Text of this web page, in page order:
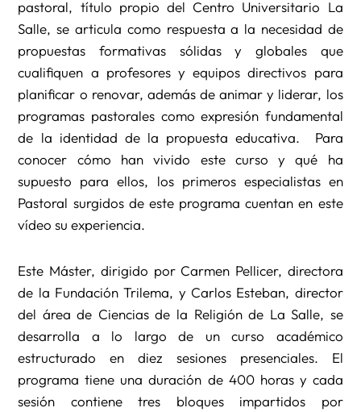
pastoral, título propio del Centro Universitario La
Salle, se articula como respuesta a la necesidad de
propuestas formativas sólidas y globales que
cualifiquen a profesores y equipos directivos para
planificar o renovar, además de animar y liderar, los
programas pastorales como expresión fundamental
de la identidad de la propuesta educativa. Para
conocer cómo han vivido este curso y qué ha
supuesto para ellos, los primeros especialistas en
Pastoral surgidos de este programa cuentan en este
vídeo su experiencia.
Este Máster, dirigido por Carmen Pellicer, directora
de la Fundación Trilema, y Carlos Esteban, director
del área de Ciencias de la Religión de La Salle, se
desarrolla a lo largo de un curso académico
estructurado en diez sesiones presenciales. El
programa tiene una duración de 400 horas y cada
sesión contiene tres bloques impartidos por